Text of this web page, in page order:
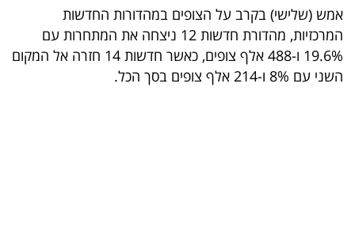
ספורט
קריירה
ולימודים
אמש (שלישי) בקרב על הצופים במהדורות החדשות
המרכזיות, מהדורת חדשות 12 ניצחה את המתחרות עם
19.6% ו-488 אלף צופים, כאשר חדשות 14 חזרה אל המקום
השני עם 8% ו-214 אלף צופים בסך הכל.